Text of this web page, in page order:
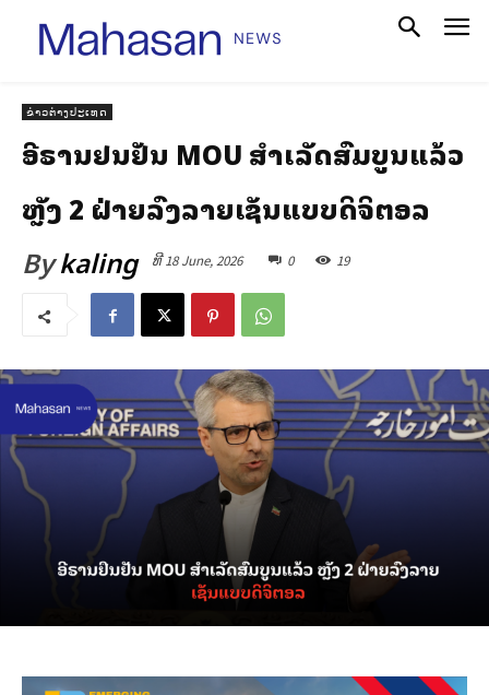
ຂ່າວຕ່າງປະເທດ
ອີຣານຢືນຢັນ MOU ສຳເລັດສົມບູນແລ້ວ
ຫຼັງ 2 ຝ່າຍລົງລາຍເຊັນແບບດິຈິຕອລ
Bykaling ທີ 18 June, 2026 0 19